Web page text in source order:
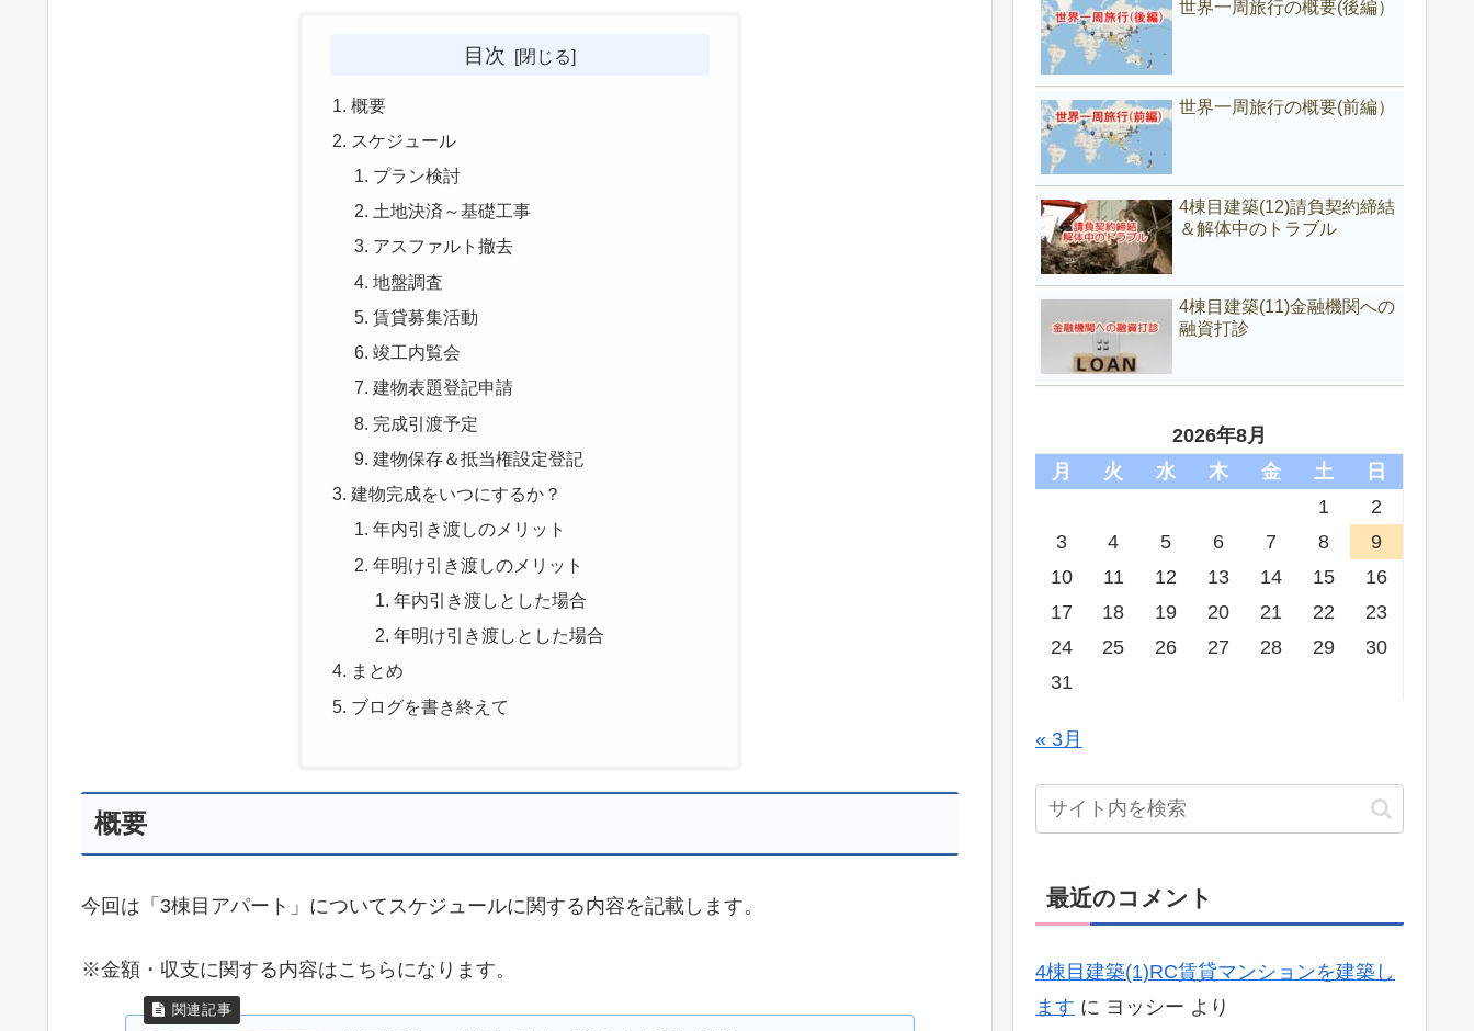
目次
概要
スケジュール
プラン検討
土地決済～基礎工事
アスファルト撤去
地盤調査
賃貸募集活動
竣工内覧会
建物表題登記申請
完成引渡予定
建物保存＆抵当権設定登記
建物完成をいつにするか？
年内引き渡しのメリット
年明け引き渡しのメリット
年内引き渡しとした場合
年明け引き渡しとした場合
まとめ
ブログを書き終えて
概要
今回は「3棟目アパート」についてスケジュールに関する内容を記載します。
※金額・収支に関する内容はこちらになります。
世界一周旅行の概要(後編）
世界一周旅行の概要(前編）
4棟目建築(12)請負契約締結
＆解体中のトラブル
4棟目建築(11)金融機関への
融資打診
2026年8月
月
火 水 木 金 土
日
1
2
3
4 5 6 7 8
9
10
11 12 13 14 15
16
17
18 19 20 21 22
23
24
25 26 27 28 29
30
31
« 3月
最近のコメント
4棟目建築(1)RC賃貸マンションを建築し
ます に ヨッシー より